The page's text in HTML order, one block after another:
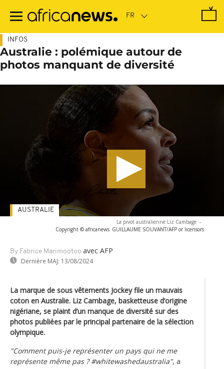
contenu
INFOS
Australie : polémique autour de
photos manquant de diversité
La pivot australienne Liz Cambage -
Copyright © africanews GUILLAUME SOUVANT/AFP or licensors
By Fabrice Marimootoo avec AFP
Dernière MAJ: 13/08/2024
AUSTRALIE
La marque de sous vêtements Jockey file un mauvais
coton en Australie. Liz Cambage, basketteuse d’origine
nigériane, se plaint d’un manque de diversité sur des
photos publiées par le principal partenaire de la sélection
olympique.
"Comment puis-je représenter un pays qui ne me
représente même pas ? #whitewashedaustralia", a